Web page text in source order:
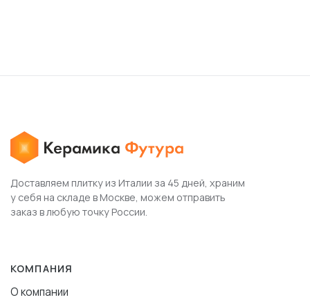
Доставляем плитку из Италии за 45 дней, храним
у себя на складе в Москве, можем отправить
заказ в любую точку России.
КОМПАНИЯ
О компании